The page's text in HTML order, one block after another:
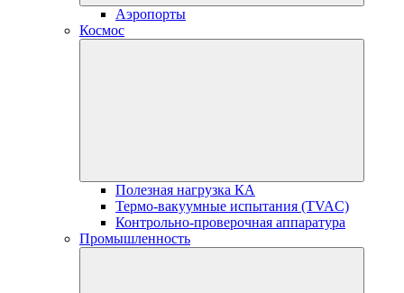
Аэропорты
Космос
Полезная нагрузка КА
Термо-вакуумные испытания (TVAC)
Контрольно-проверочная аппаратура
Промышленность